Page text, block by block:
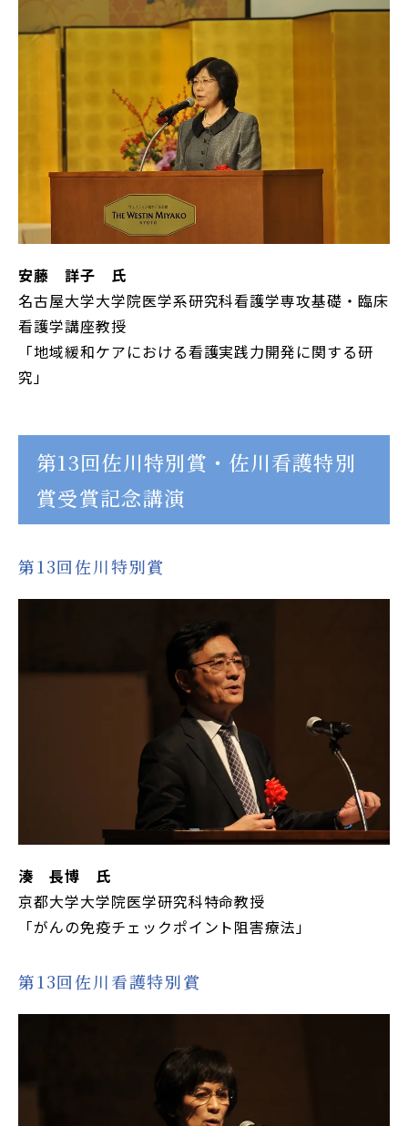
安藤 詳子 氏
名古屋大学大学院医学系研究科看護学専攻基礎・臨床
看護学講座教授
「地域緩和ケアにおける看護実践力開発に関する研
究」
第13回佐川特別賞・佐川看護特別
賞受賞記念講演
第13回佐川特別賞
湊 長博 氏
京都大学大学院医学研究科特命教授
「がんの免疫チェックポイント阻害療法」
第13回佐川看護特別賞